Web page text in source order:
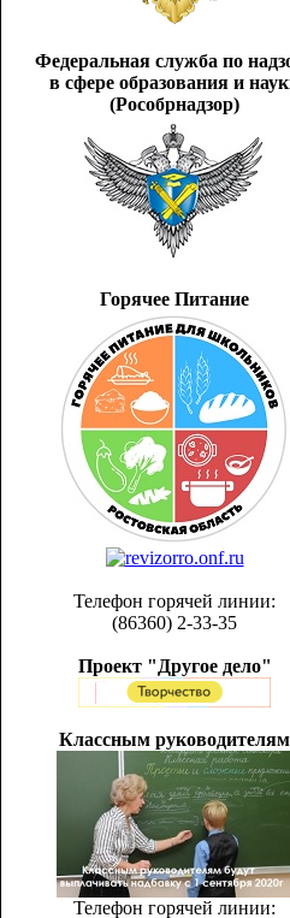
Федеральная служба по
в сфере образования и
(Рособрнадзор)
Горячее Питание
Телефон горячей линии:
(86360) 2-33-35
Проект "Другое дело"
Классным руководителям
Телефон горячей линии: